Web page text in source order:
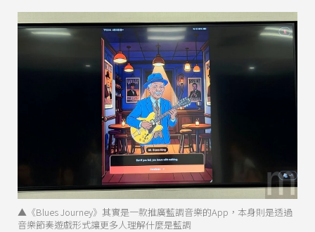
▲《Blues Journey》其實是一款推廣藍調音樂的App，本身則是透過
音樂節奏遊戲形式讓更多人理解什麼是藍調